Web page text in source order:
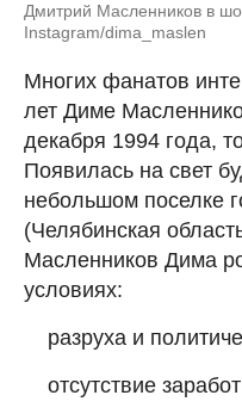
Дмитрий Масленников в
Instagram/dima_maslen
Многих фанатов
лет Диме
декабря 1994 года,
Появилась на свет
небольшом поселке
(Челябинская
Масленников Дима
условиях:
разруха и
отсутствие